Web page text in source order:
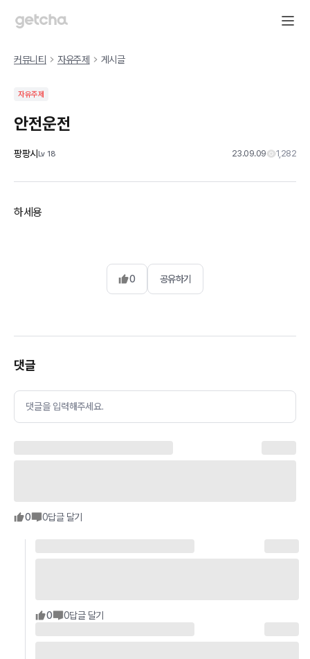
커뮤니티 자유주제 게시글
자유주제
안전운전
팡팡시 Lv 18 23.09.09 1,282
하세용
0 공유하기
댓글
댓글을 입력해주세요.
0 0답글 달기
0 0답글 달기